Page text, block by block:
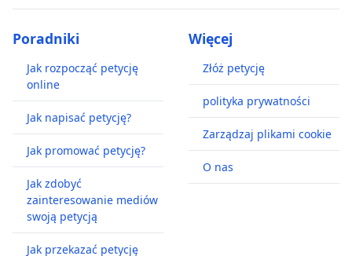
Poradniki
Jak rozpocząć petycję
online
Jak napisać petycję?
Jak promować petycję?
Jak zdobyć
zainteresowanie mediów
swoją petycją
Jak przekazać petycję
Więcej
Złóż petycję
polityka prywatności
Zarządzaj plikami cookie
O nas